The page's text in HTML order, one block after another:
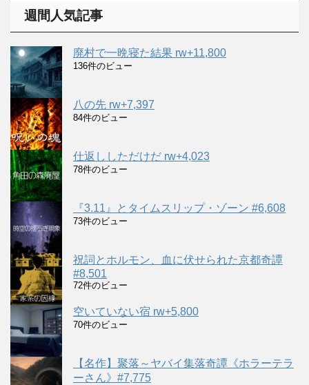
週間人気記事
廃村で一晩寝た結果 rw+11,800
136件のビュー
八の先 rw+7,397
84件のビュー
仕返ししただけだ rw+4,023
78件のビュー
『3.11』とタイムスリップ・ゾーン #6,608
73件のビュー
祝詞とホルモン、血に伏せられた京都奇譚
#8,501
72件のビュー
空いていない宿 rw+5,800
70件のビュー
【名作】聚落～ヤバイ集落奇譚《ホラーテラ
ーさん》#7,775